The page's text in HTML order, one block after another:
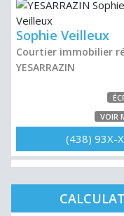
Sophie Veilleux
Courtier immobilier
YESARRAZIN
VOIR
(438) 93X-